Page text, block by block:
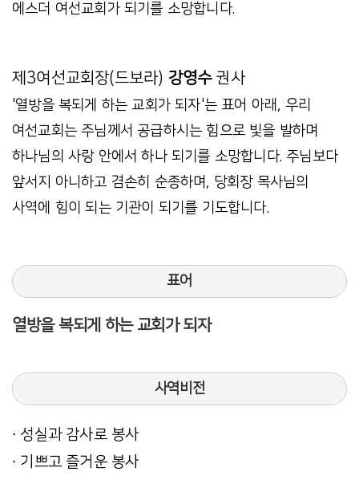
에스더 여선교회가 되기를 소망합니다.
제3여선교회장(드보라) 강영수권사
'열방을 복되게 하는 교회가 되자'는 표어 아래, 우리
여선교회는 주님께서 공급하시는 힘으로 빛을 발하며
하나님의 사랑 안에서 하나 되기를 소망합니다. 주님보다
앞서지 아니하고 겸손히 순종하며, 당회장 목사님의
사역에 힘이 되는 기관이 되기를 기도합니다.
표어
열방을 복되게 하는 교회가 되자
사역비전
∙ 성실과 감사로 봉사
∙ 기쁘고 즐거운 봉사